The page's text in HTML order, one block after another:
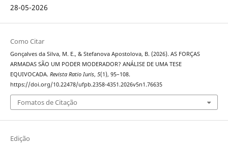
28-05-2026
Como Citar
Gonçalves da Silva, M. E., & Stefanova Apostolova, B. (2026). AS FORÇAS
ARMADAS SÃO UM PODER MODERADOR? ANÁLISE DE UMA TESE
EQUIVOCADA. Revista Ratio Iuris, 5(1), 95–108.
https://doi.org/10.22478/ufpb.2358-4351.2026v5n1.76635
Fomatos de Citação
Edição